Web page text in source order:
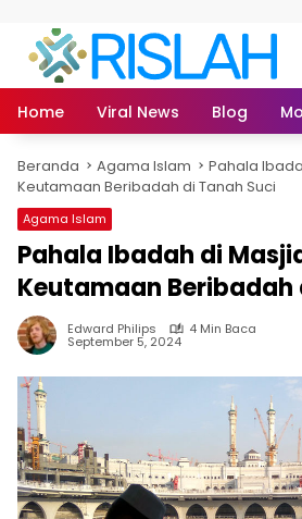
Home Viral News Blog
Beranda Agama Islam
Pahala
Keutamaan Beribadah di Tanah Suci
Agama Islam
Pahala Ibadah di
Keutamaan Beribadah
Edward Philips 4 Min Baca
September 5, 2024